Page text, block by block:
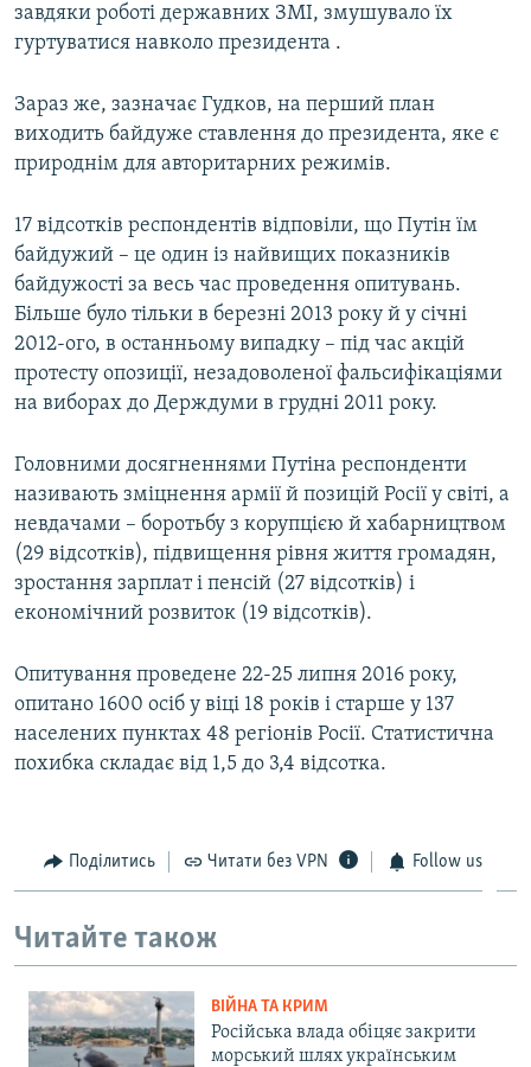
завдяки роботі державних ЗМІ, змушувало їх
гуртуватися навколо президента .
Зараз же, зазначає Гудков, на перший план
виходить байдуже ставлення до президента, яке є
природнім для авторитарних режимів.
17 відсотків респондентів відповіли, що Путін їм
байдужий – це один із найвищих показників
байдужості за весь час проведення опитувань.
Більше було тільки в березні 2013 року й у січні
2012-ого, в останньому випадку – під час акцій
протесту опозиції, незадоволеної фальсифікаціями
на виборах до Держдуми в грудні 2011 року.
Головними досягненнями Путіна респонденти
називають зміцнення армії й позицій Росії у світі, а
невдачами – боротьбу з корупцією й хабарництвом
(29 відсотків), підвищення рівня життя громадян,
зростання зарплат і пенсій (27 відсотків) і
економічний розвиток (19 відсотків).
Опитування проведене 22-25 липня 2016 року,
опитано 1600 осіб у віці 18 років і старше у 137
населених пунктах 48 регіонів Росії. Статистична
похибка складає від 1,5 до 3,4 відсотка.
Поділитись Читати без VPN Follow us
Читайте також
ВІЙНА ТА КРИМ
Російська влада обіцяє закрити
морський шлях українським